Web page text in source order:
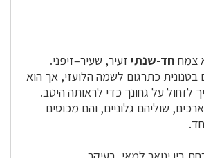
צמח חד-שנתי זעיר, שעיר–זיפני.
כתרגום לשמה הלועזי, אך הוא
לזחול על גחונך כדי לראותה היטב.
שוליהם גלוניים, והם מכוסים